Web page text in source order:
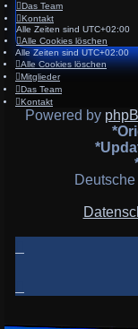
Das Team
Kontakt
Alle Zeiten sind UTC+02:00
Alle Cookies löschen
Alle Zeiten sindUTC+02:00
Alle Cookies löschen
Mitglieder
Das Team
Kontakt
Powered by
*
*